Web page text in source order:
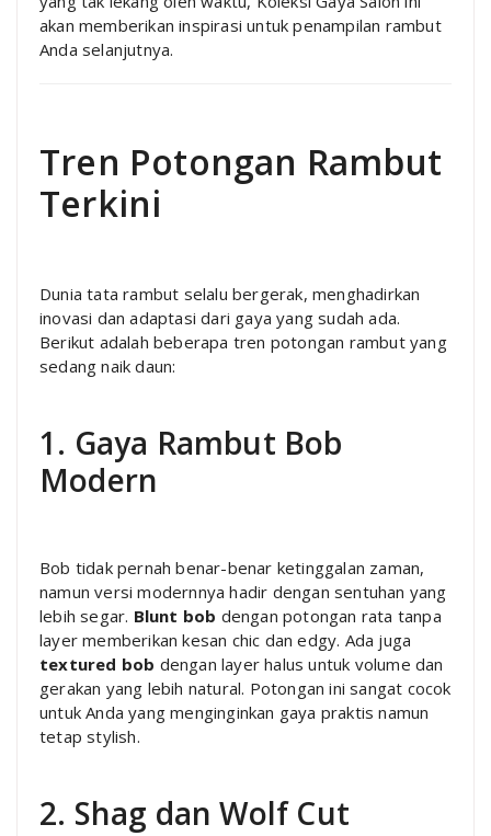
akan memberikan inspirasi untuk penampilan rambut
Anda selanjutnya.
Tren Potongan Rambut
Terkini
Dunia tata rambut selalu bergerak, menghadirkan
inovasi dan adaptasi dari gaya yang sudah ada.
Berikut adalah beberapa tren potongan rambut yang
sedang naik daun:
1. Gaya Rambut Bob
Modern
Bob tidak pernah benar-benar ketinggalan zaman,
namun versi modernnya hadir dengan sentuhan yang
lebih segar. Blunt bob dengan potongan rata tanpa
layer memberikan kesan chic dan edgy. Ada juga
textured bob dengan layer halus untuk volume dan
gerakan yang lebih natural. Potongan ini sangat cocok
untuk Anda yang menginginkan gaya praktis namun
tetap stylish.
2. Shag dan Wolf Cut